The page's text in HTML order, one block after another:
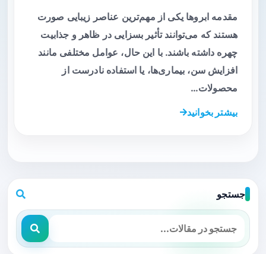
مقدمه ابروها یکی از مهم‌ترین عناصر زیبایی صورت
هستند که می‌توانند تأثیر بسزایی در ظاهر و جذابیت
چهره داشته باشند. با این حال، عوامل مختلفی مانند
افزایش سن، بیماری‌ها، یا استفاده نادرست از
محصولات…
بیشتر بخوانید
جستجو